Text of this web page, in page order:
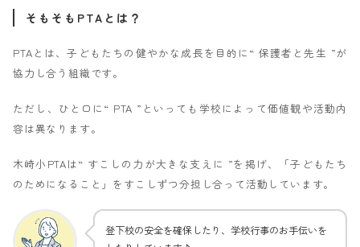
そもそもPTAとは？
PTAとは、子どもたちの健やかな成長を目的に“ 保護者と先生 ”が
協力し合う組織です。
ただし、ひと口に“ PTA ”といっても学校によって価値観や活動内
容は異なります。
木崎小PTAは“ すこしの力が大きな支えに ”を掲げ、「子どもたち
のためになること」をすこしずつ分担し合って活動しています。
登下校の安全を確保したり、学校行事のお手伝いを